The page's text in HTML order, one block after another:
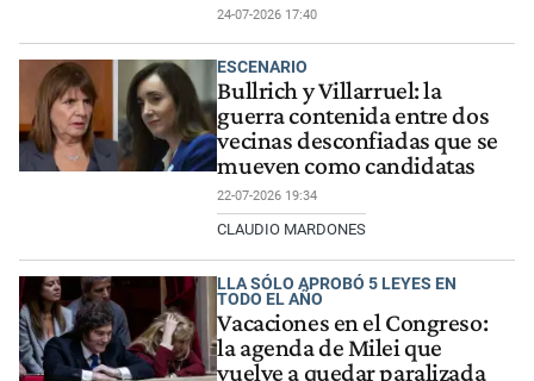
24-07-2026 17:40
ESCENARIO
Bullrich y Villarruel: la
guerra contenida entre dos
vecinas desconfiadas que se
mueven como candidatas
22-07-2026 19:34
CLAUDIO MARDONES
LLA SÓLO APROBÓ 5 LEYES EN
TODO EL AÑO
Vacaciones en el Congreso:
la agenda de Milei que
vuelve a quedar paralizada